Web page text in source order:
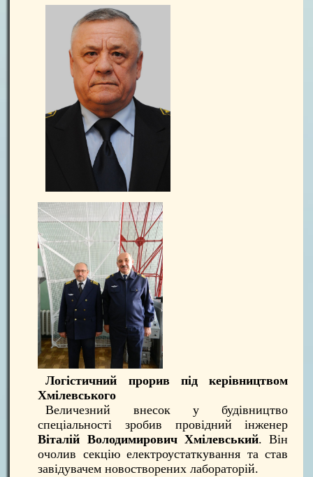
Логістичний прорив під керівництвом
Хмілевського
Величезний внесок у будівництво
спеціальності зробив провідний інженер
Віталій Володимирович Хмілевський. Він
очолив секцію електроустаткування та став
завідувачем новостворених лабораторій.